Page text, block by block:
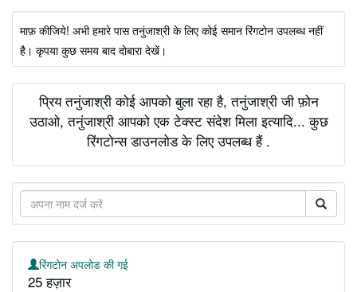
माफ़ कीजिये! अभी हमारे पास तनुंजाश्री के लिए कोई समान रिंगटोन उपलब्ध नहीं
है। कृपया कुछ समय बाद दोबारा देखें।
प्रिय तनुंजाश्री कोई आपको बुला रहा है, तनुंजाश्री जी फ़ोन
उठाओ, तनुंजाश्री आपको एक टेक्स्ट संदेश मिला इत्यादि... कुछ
रिंगटोन्स डाउनलोड के लिए उपलब्ध हैं .
रिंगटोन अपलोड की गई
25 हज़ार